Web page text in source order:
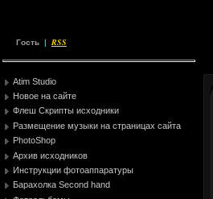
Гость | RSS
Atim Studio
Новое на сайте
Флеш Скрипты исходники
Размещение музыки на страницах сайта
PhotoShop
Архив исходников
Инструкции фотоаппаратуры
Барахолка Second hand